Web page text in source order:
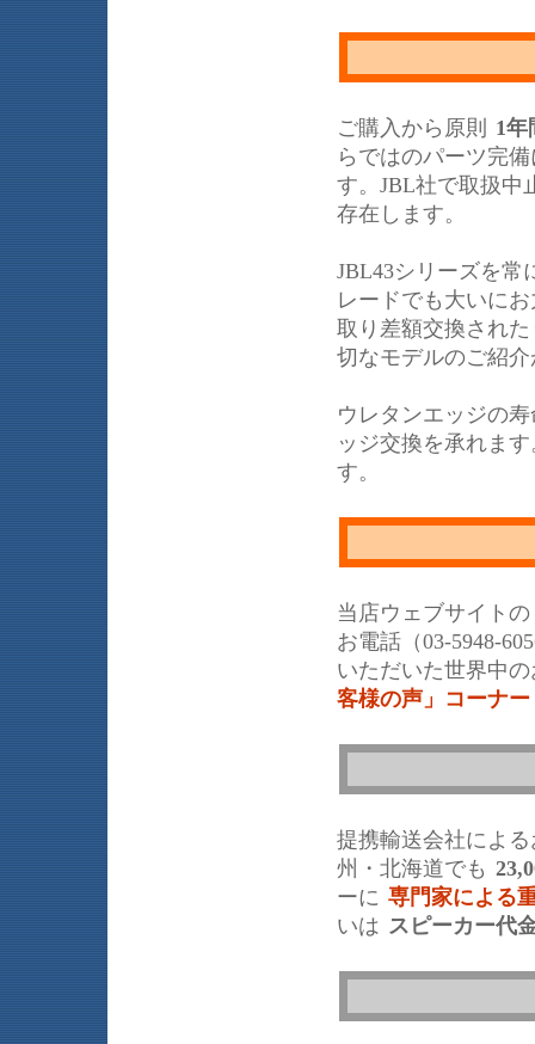
ご購入から原則
1年
らではのパーツ完
す。JBL社で取扱中
存在します。
JBL43シリーズを常
レードでも大いに
取り差額交換され
切なモデルのご紹
ウレタンエッジの
ッジ交換を承れま
す。
当店ウェブサイトの
お電話（03-5948-
いただいた世界中
客様の声」コーナー
提携輸送会社によ
州・北海道でも
ーに 専門家による
いは スピーカー代